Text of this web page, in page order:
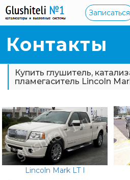
Записаться
Контакты
Купить глушитель,
пламегаситель Lincoln
Lincoln Mark LT I